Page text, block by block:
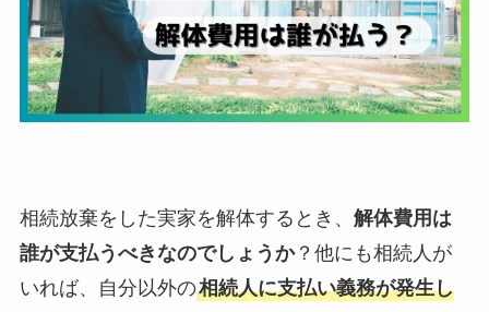
相続放棄をした実家を解体するとき、 解体費用は
誰が支払うべきなのでしょうか？他にも相続人が
いれば、自分以外の相続人に支払い義務が発生し